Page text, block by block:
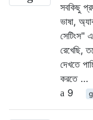
সবকিছু
ভাষা,
সেটিংস"
রেখেছি,
দেখতে
করতে …
9